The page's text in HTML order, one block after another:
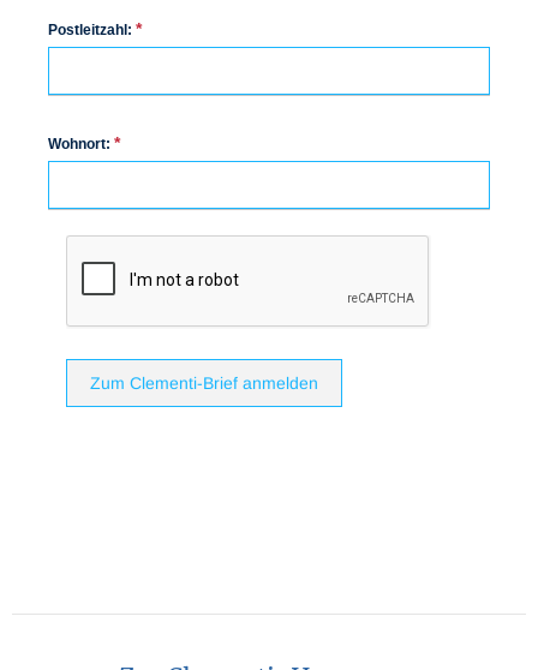
Postleitzahl: *
Wohnort: *
Zum Clementi-Brief anmelden